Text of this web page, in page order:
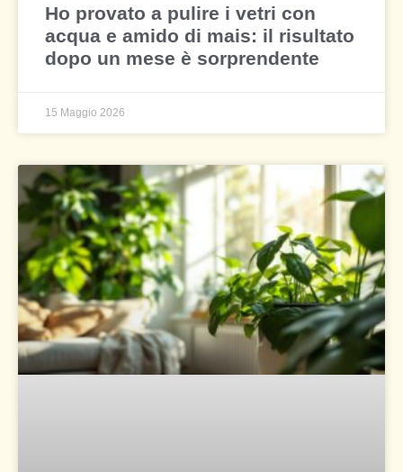
Ho provato a pulire i vetri con
acqua e amido di mais: il risultato
dopo un mese è sorprendente
15 Maggio 2026